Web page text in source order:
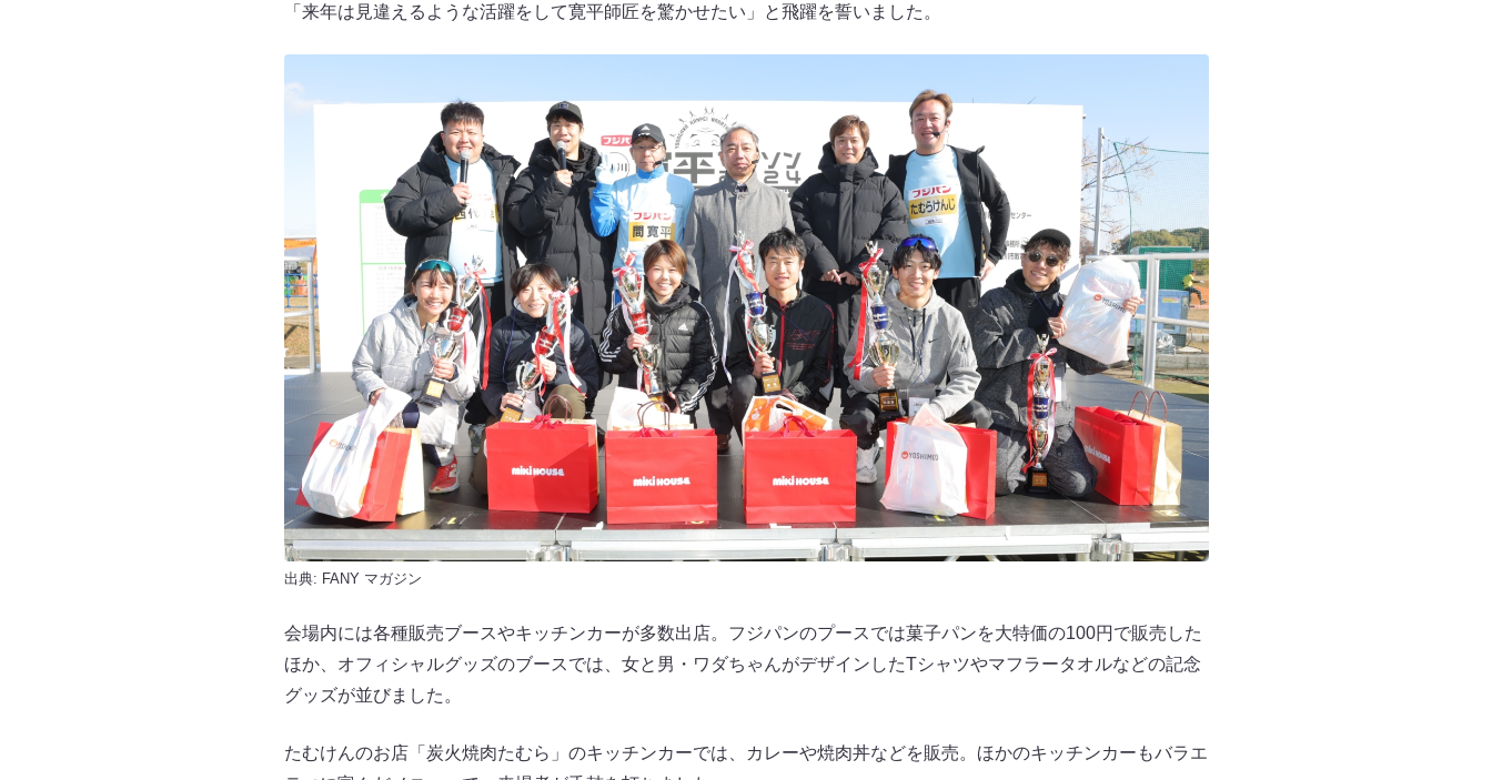
「来年は見違えるような活躍をして寛平師匠を驚かせたい」と飛躍を誓いました。
出典: FANY マガジン
会場内には各種販売ブースやキッチンカーが多数出店。フジパンのプースでは菓子パンを大特価の100円で販売した
ほか、オフィシャルグッズのブースでは、女と男・ワダちゃんがデザインしたTシャツやマフラータオルなどの記念
グッズが並びました。
たむけんのお店「炭火焼肉たむら」のキッチンカーでは、カレーや焼肉丼などを販売。ほかのキッチンカーもバラエ